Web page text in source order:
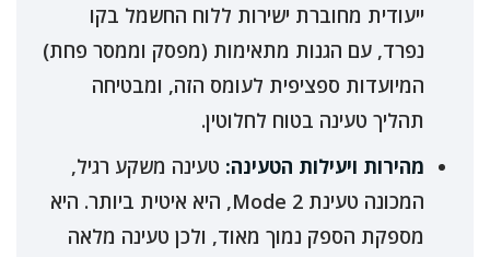
ייעודית מחוברת ישירות ללוח החשמל בקו
נפרד, עם הגנות מתאימות (מפסק וממסר פחת)
המיועדות ספציפית לעומס הזה, ומבטיחה
תהליך טעינה בטוח לחלוטין.
מהירות ויעילות הטעינה: טעינה משקע רגיל,
המכונה טעינת Mode 2, היא איטית ביותר. היא
מספקת הספק נמוך מאוד, ולכן טעינה מלאה